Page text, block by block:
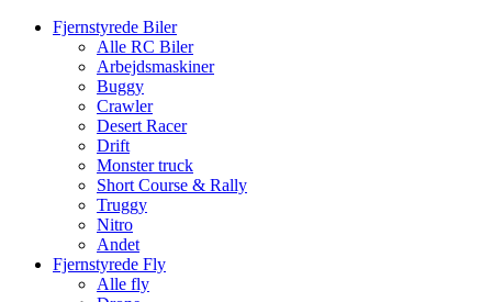
Fjernstyrede Biler
Alle RC Biler
Arbejdsmaskiner
Buggy
Crawler
Desert Racer
Drift
Monster truck
Short Course & Rally
Truggy
Nitro
Andet
Fjernstyrede Fly
Alle fly